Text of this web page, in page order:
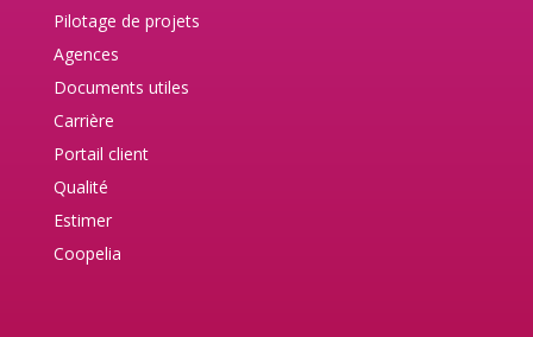
Pilotage de projets
Agences
Documents utiles
Carrière
Portail client
Qualité
Estimer
Coopelia